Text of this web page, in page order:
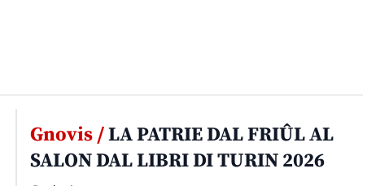
Gnovis /LA PATRIE DAL FRIÛL AL
SALON DAL LIBRI DI TURIN 2026